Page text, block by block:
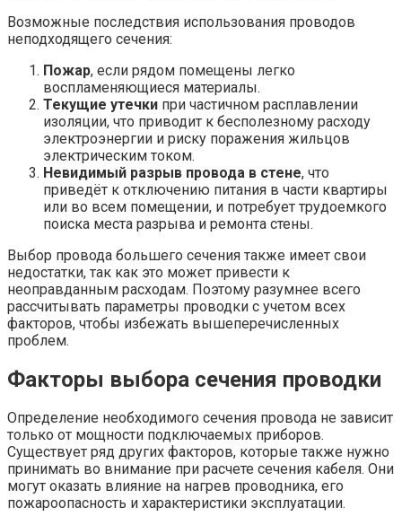
Возможные последствия использования проводов
неподходящего сечения:
Пожар, если рядом помещены легко
воспламеняющиеся материалы.
Текущие утечки при частичном расплавлении
изоляции, что приводит к бесполезному расходу
электроэнергии и риску поражения жильцов
электрическим током.
Невидимый разрыв провода в стене, что
приведёт к отключению питания в части квартиры
или во всем помещении, и потребует трудоемкого
поиска места разрыва и ремонта стены.
Выбор провода большего сечения также имеет свои
недостатки, так как это может привести к
неоправданным расходам. Поэтому разумнее всего
рассчитывать параметры проводки с учетом всех
факторов, чтобы избежать вышеперечисленных
проблем.
Факторы выбора сечения проводки
Определение необходимого сечения провода не зависит
только от мощности подключаемых приборов.
Существует ряд других факторов, которые также нужно
принимать во внимание при расчете сечения кабеля. Они
могут оказать влияние на нагрев проводника, его
пожароопасность и характеристики эксплуатации.